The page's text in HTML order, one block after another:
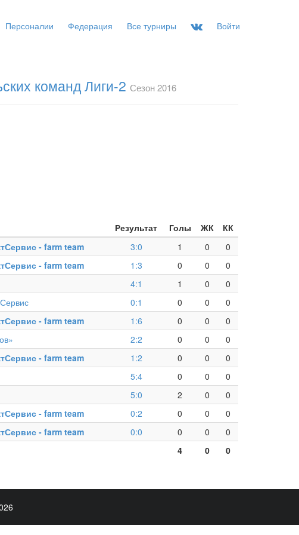
Персоналии Федерация Все турниры Войти
команд Лиги-2 Сезон 2016
Результат Голы ЖК
КК
- farm team 3:0 1 0
0
- farm team 1:3 0 0
0
4:1 1 0
0
0:1 0 0
0
- farm team 1:6 0 0
0
2:2 0 0
0
- farm team 1:2 0 0
0
5:4 0 0
0
5:0 2 0
0
- farm team 0:2 0 0
0
- farm team 0:0 0 0
0
4
0 0